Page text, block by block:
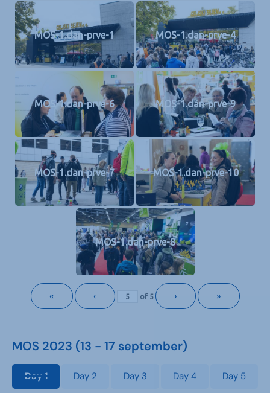
MOS-1.dan-prve-1 MOS-1.dan-prve-4
MOS-1.dan-prve-6 MOS-1.dan-prve-9
MOS-1.dan-prve-7 MOS-1.dan-prve-10
MOS-1.dan-prve-8
« ‹ of 5 › »
MOS 2023 (13 - 17 september)
Day 1 Day 2 Day 3 Day 4 Day 5